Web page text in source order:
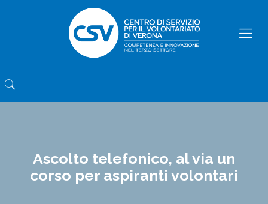
Ascolto telefonico, al via un
corso per aspiranti volontari